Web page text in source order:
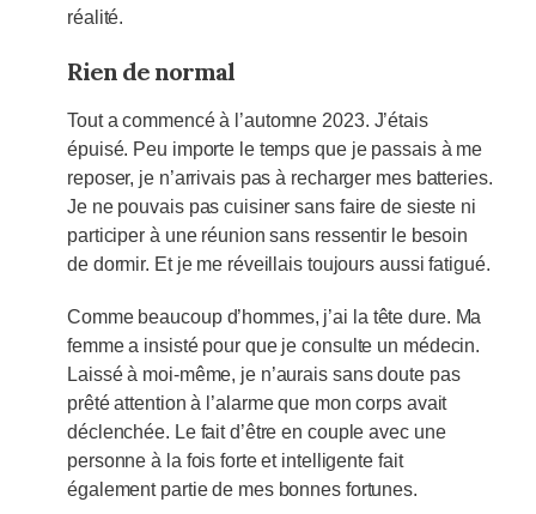
réalité.
Rien de normal
Tout a commencé à l’automne 2023. J’étais
épuisé. Peu importe le temps que je passais à me
reposer, je n’arrivais pas à recharger mes batteries.
Je ne pouvais pas cuisiner sans faire de sieste ni
participer à une réunion sans ressentir le besoin
de dormir. Et je me réveillais toujours aussi fatigué.
Comme beaucoup d’hommes, j’ai la tête dure. Ma
femme a insisté pour que je consulte un médecin.
Laissé à moi-même, je n’aurais sans doute pas
prêté attention à l’alarme que mon corps avait
déclenchée. Le fait d’être en couple avec une
personne à la fois forte et intelligente fait
également partie de mes bonnes fortunes.